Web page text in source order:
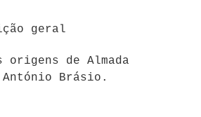
geral
de Almada
Brásio.